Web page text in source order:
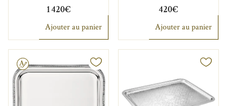
1 420€
Ajouter au panier
420€
Ajouter au panier